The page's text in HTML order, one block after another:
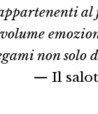
al
volume
non solo
— Il